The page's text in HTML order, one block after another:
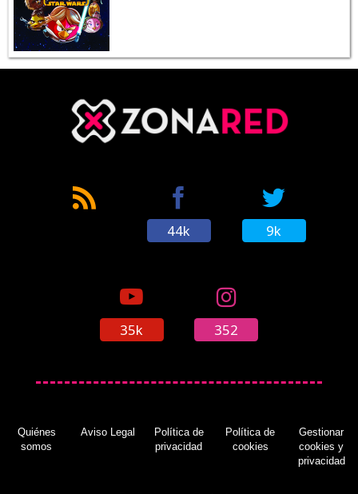
44k 9k
35k 352
Quiénes
somos
Aviso Legal
Política de
privacidad
Política de
cookies
Gestionar
cookies y
privacidad